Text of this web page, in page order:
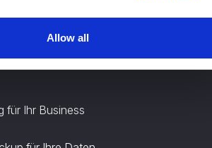
Allow all
EU
für Ihr Business